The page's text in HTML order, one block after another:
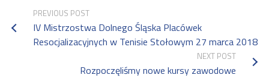
PREVIOUS POST
IV Mistrzostwa Dolnego Śląska Placówek
Resocjalizacyjnych w Tenisie Stołowym 27 marca 2018
NEXT POST
Rozpoczęliśmy nowe kursy zawodowe